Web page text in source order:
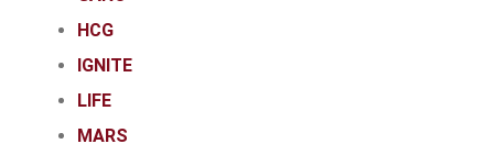
HCG
IGNITE
LIFE
MARS